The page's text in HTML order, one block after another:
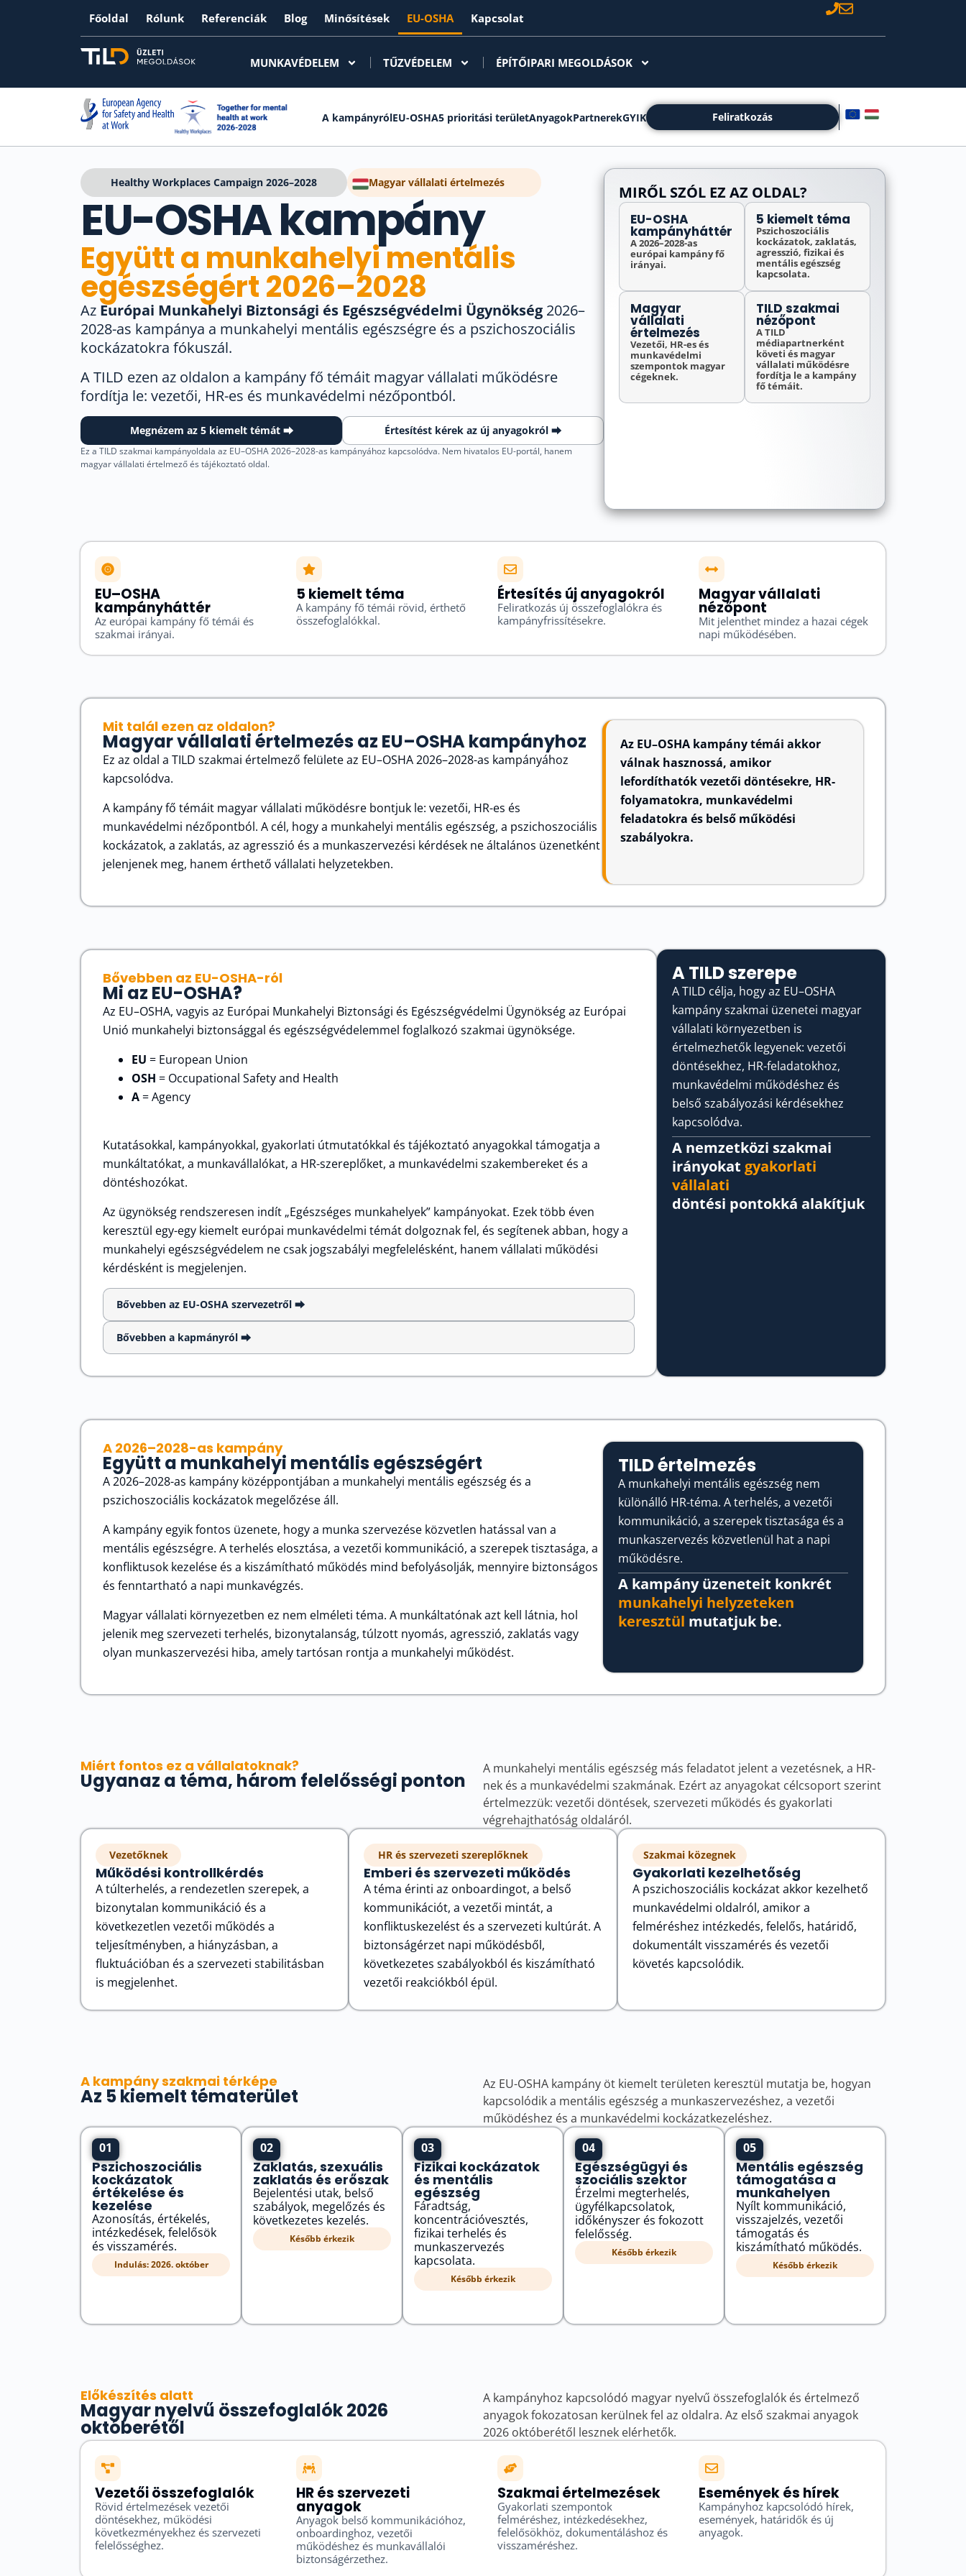
Főoldal Rólunk Referenciák Blog Minősítések EU-OSHA Kapcsolat
MUNKAVÉDELEM TŰZVÉDELEM ÉPÍTŐIPARI MEGOLDÁSOK
A kampányrólEU-OSHA5 prioritási területAnyagokPartnerekGYIK Feliratkozás
Healthy Workplaces Campaign 2026–2028 Magyar vállalati értelmezés
EU-OSHA kampány
Együtt a munkahelyi mentális
egészségért 2026–2028
Az Európai Munkahelyi Biztonsági és Egészségvédelmi Ügynökség 2026–
2028-as kampánya a munkahelyi mentális egészségre és a pszichoszociális
kockázatokra fókuszál.
A TILD ezen az oldalon a kampány fő témáit magyar vállalati működésre
fordítja le: vezetői, HR-es és munkavédelmi nézőpontból.
Megnézem az 5 kiemelt témát ⮕ Értesítést kérek az új anyagokról ⮕
Ez a TILD szakmai kampányoldala az EU–OSHA 2026–2028-as kampányához kapcsolódva. Nem hivatalos EU-portál, hanem
magyar vállalati értelmező és tájékoztató oldal.
MIRŐL SZÓL EZ AZ OLDAL?
EU-OSHA
kampányháttér
A 2026–2028-as
európai kampány fő
irányai.
5 kiemelt téma
Pszichoszociális
kockázatok, zaklatás,
agresszió, fizikai és
mentális egészség
kapcsolata.
Magyar
vállalati
értelmezés
Vezetői, HR-es és
munkavédelmi
szempontok magyar
cégeknek.
TILD szakmai
nézőpont
A TILD
médiapartnerként
követi és magyar
vállalati működésre
fordítja le a kampány
fő témáit.
EU–OSHA
kampányháttér
Az európai kampány fő témái és
szakmai irányai.
5 kiemelt téma
A kampány fő témái rövid, érthető
összefoglalókkal.
Értesítés új anyagokról
Feliratkozás új összefoglalókra és
kampányfrissítésekre.
Magyar vállalati
nézőpont
Mit jelenthet mindez a hazai cégek
napi működésében.
Mit talál ezen az oldalon?
Magyar vállalati értelmezés az EU–OSHA kampányhoz
Ez az oldal a TILD szakmai értelmező felülete az EU–OSHA 2026–2028-as kampányához
kapcsolódva.
A kampány fő témáit magyar vállalati működésre bontjuk le: vezetői, HR-es és
munkavédelmi nézőpontból. A cél, hogy a munkahelyi mentális egészség, a pszichoszociális
kockázatok, a zaklatás, az agresszió és a munkaszervezési kérdések ne általános üzenetként
jelenjenek meg, hanem érthető vállalati helyzetekben.
Az EU–OSHA kampány témái akkor
válnak hasznossá, amikor
lefordíthatók vezetői döntésekre, HR-
folyamatokra, munkavédelmi
feladatokra és belső működési
szabályokra.
Bővebben az EU-OSHA-ról
Mi az EU-OSHA?
Az EU–OSHA, vagyis az Európai Munkahelyi Biztonsági és Egészségvédelmi Ügynökség az Európai
Unió munkahelyi biztonsággal és egészségvédelemmel foglalkozó szakmai ügynöksége.
EU = European Union
OSH = Occupational Safety and Health
A= Agency
Kutatásokkal, kampányokkal, gyakorlati útmutatókkal és tájékoztató anyagokkal támogatja a
munkáltatókat, a munkavállalókat, a HR-szereplőket, a munkavédelmi szakembereket és a
döntéshozókat.
Az ügynökség rendszeresen indít „Egészséges munkahelyek” kampányokat. Ezek több éven
keresztül egy-egy kiemelt európai munkavédelmi témát dolgoznak fel, és segítenek abban, hogy a
munkahelyi egészségvédelem ne csak jogszabályi megfelelésként, hanem vállalati működési
kérdésként is megjelenjen.
Bővebben az EU-OSHA szervezetről ⮕
Bővebben a kapmányról ⮕
A TILD szerepe
A TILD célja, hogy az EU–OSHA
kampány szakmai üzenetei magyar
vállalati környezetben is
értelmezhetők legyenek: vezetői
döntésekhez, HR-feladatokhoz,
munkavédelmi működéshez és
belső szabályozási kérdésekhez
kapcsolódva.
A nemzetközi szakmai
irányokat gyakorlati
vállalati
döntési pontokká alakítjuk
A 2026–2028-as kampány
Együtt a munkahelyi mentális egészségért
A 2026–2028-as kampány középpontjában a munkahelyi mentális egészség és a
pszichoszociális kockázatok megelőzése áll.
A kampány egyik fontos üzenete, hogy a munka szervezése közvetlen hatással van a
mentális egészségre. A terhelés elosztása, a vezetői kommunikáció, a szerepek tisztasága, a
konfliktusok kezelése és a kiszámítható működés mind befolyásolják, mennyire biztonságos
és fenntartható a napi munkavégzés.
Magyar vállalati környezetben ez nem elméleti téma. A munkáltatónak azt kell látnia, hol
jelenik meg szervezeti terhelés, bizonytalanság, túlzott nyomás, agresszió, zaklatás vagy
olyan munkaszervezési hiba, amely tartósan rontja a munkahelyi működést.
TILD értelmezés
A munkahelyi mentális egészség nem
különálló HR-téma. A terhelés, a vezetői
kommunikáció, a szerepek tisztasága és a
munkaszervezés közvetlenül hat a napi
működésre.
A kampány üzeneteit konkrét
munkahelyi helyzeteken
keresztül mutatjuk be.
Miért fontos ez a vállalatoknak?
Ugyanaz a téma, három felelősségi ponton
A munkahelyi mentális egészség más feladatot jelent a vezetésnek, a HR-
nek és a munkavédelmi szakmának. Ezért az anyagokat célcsoport szerint
értelmezzük: vezetői döntések, szervezeti működés és gyakorlati
végrehajthatóság oldaláról.
Vezetőknek
Működési kontrollkérdés
A túlterhelés, a rendezetlen szerepek, a
bizonytalan kommunikáció és a
következetlen vezetői működés a
teljesítményben, a hiányzásban, a
fluktuációban és a szervezeti stabilitásban
is megjelenhet.
HR és szervezeti szereplőknek
Emberi és szervezeti működés
A téma érinti az onboardingot, a belső
kommunikációt, a vezetői mintát, a
konfliktuskezelést és a szervezeti kultúrát. A
biztonságérzet napi működésből,
következetes szabályokból és kiszámítható
vezetői reakciókból épül.
Szakmai közegnek
Gyakorlati kezelhetőség
A pszichoszociális kockázat akkor kezelhető
munkavédelmi oldalról, amikor a
felméréshez intézkedés, felelős, határidő,
dokumentált visszamérés és vezetői
követés kapcsolódik.
A kampány szakmai térképe
Az 5 kiemelt tématerület
Az EU-OSHA kampány öt kiemelt területen keresztül mutatja be, hogyan
kapcsolódik a mentális egészség a munkaszervezéshez, a vezetői
működéshez és a munkavédelmi kockázatkezeléshez.
01
Pszichoszociális
kockázatok
értékelése és
kezelése
Azonosítás, értékelés,
intézkedések, felelősök
és visszamérés.
Indulás: 2026. október
02
Zaklatás, szexuális
zaklatás és erőszak
Bejelentési utak, belső
szabályok, megelőzés és
következetes kezelés.
Később érkezik
03
Fizikai kockázatok
és mentális
egészség
Fáradtság,
koncentrációvesztés,
fizikai terhelés és
munkaszervezés
kapcsolata.
Később érkezik
04
Egészségügyi és
szociális szektor
Érzelmi megterhelés,
ügyfélkapcsolatok,
időkényszer és fokozott
felelősség.
Később érkezik
05
Mentális egészség
támogatása a
munkahelyen
Nyílt kommunikáció,
visszajelzés, vezetői
támogatás és
kiszámítható működés.
Később érkezik
Előkészítés alatt
Magyar nyelvű összefoglalók 2026
októberétől
A kampányhoz kapcsolódó magyar nyelvű összefoglalók és értelmező
anyagok fokozatosan kerülnek fel az oldalra. Az első szakmai anyagok
2026 októberétől lesznek elérhetők.
Vezetői összefoglalók
Rövid értelmezések vezetői
döntésekhez, működési
következményekhez és szervezeti
felelősséghez.
HR és szervezeti
anyagok
Anyagok belső kommunikációhoz,
onboardinghoz, vezetői
működéshez és munkavállalói
biztonságérzethez.
Szakmai értelmezések
Gyakorlati szempontok
felméréshez, intézkedésekhez,
felelősökhöz, dokumentáláshoz és
visszaméréshez.
Események és hírek
Kampányhoz kapcsolódó hírek,
események, határidők és új
anyagok.